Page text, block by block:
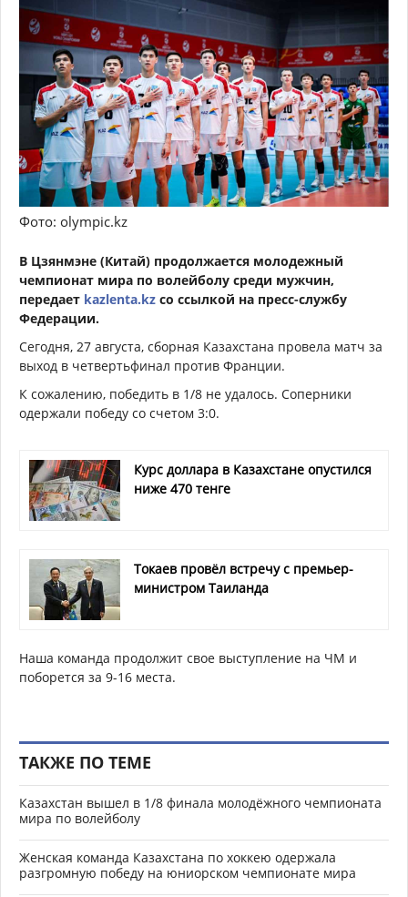
Фото: olympic.kz
В Цзянмэне (Китай) продолжается молодежный
чемпионат мира по волейболу среди мужчин,
передает kazlenta.kz со ссылкой на пресс-службу
Федерации.
Сегодня, 27 августа, сборная Казахстана провела матч за
выход в четвертьфинал против Франции.
К сожалению, победить в 1/8 не удалось. Соперники
одержали победу со счетом 3:0.
Курс доллара в Казахстане опустился
ниже 470 тенге
Токаев провёл встречу с премьер-
министром Таиланда
Наша команда продолжит свое выступление на ЧМ и
поборется за 9-16 места.
ТАКЖЕ ПО ТЕМЕ
Казахстан вышел в 1/8 финала молодёжного чемпионата
мира по волейболу
Женская команда Казахстана по хоккею одержала
разгромную победу на юниорском чемпионате мира